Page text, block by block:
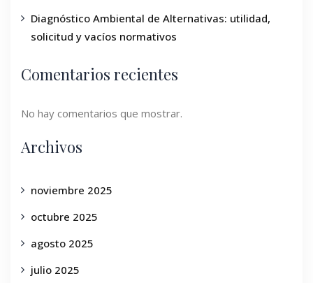
Diagnóstico Ambiental de Alternativas: utilidad,
solicitud y vacíos normativos
Comentarios recientes
No hay comentarios que mostrar.
Archivos
noviembre 2025
octubre 2025
agosto 2025
julio 2025